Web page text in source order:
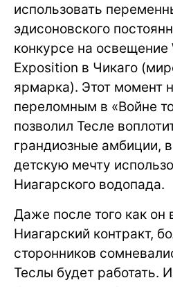
использовать
эдисоновского
конкурсе на освещение
Exposition в Чикаго
ярмарка). Этот момент
переломным в «Войне
позволил Тесле
грандиозные амбиции,
детскую мечту
Ниагарского водопада.
Даже после того как он
Ниагарский контракт,
сторонников
Теслы будет работать.